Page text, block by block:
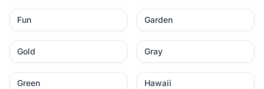
Fun Garden
Gold Gray
Green Hawaii